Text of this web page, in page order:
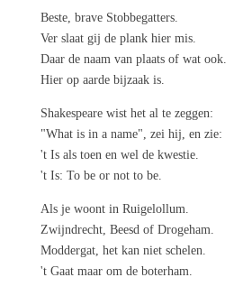
Beste, brave Stobbegatters.
Ver slaat gij de plank hier mis.
Daar de naam van plaats of wat ook.
Hier op aarde bijzaak is.
Shakespeare wist het al te zeggen:
"What is in a name", zei hij, en zie:
't Is als toen en wel de kwestie.
't Is: To be or not to be.
Als je woont in Ruigelollum.
Zwijndrecht, Beesd of Drogeham.
Moddergat, het kan niet schelen.
't Gaat maar om de boterham.